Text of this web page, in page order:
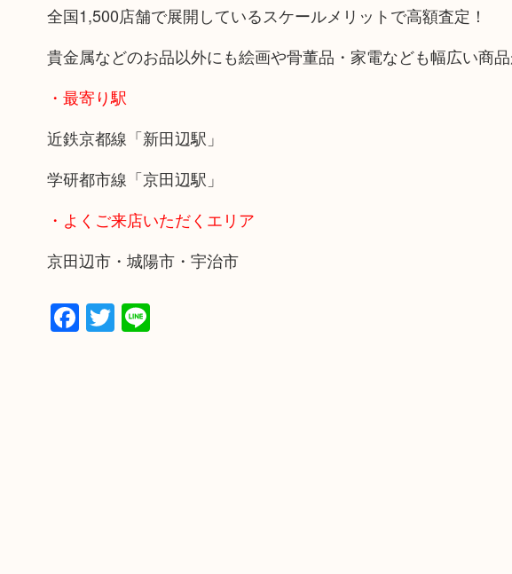
全国1,500店舗で展開しているスケールメリットで高額査定！
貴金属などのお品以外にも絵画や骨董品・家電なども幅広い商品
・最寄り駅
近鉄京都線「新田辺駅」
学研都市線「京田辺駅」
・よくご来店いただくエリア
京田辺市・城陽市・宇治市
Facebook
Twitter
Line